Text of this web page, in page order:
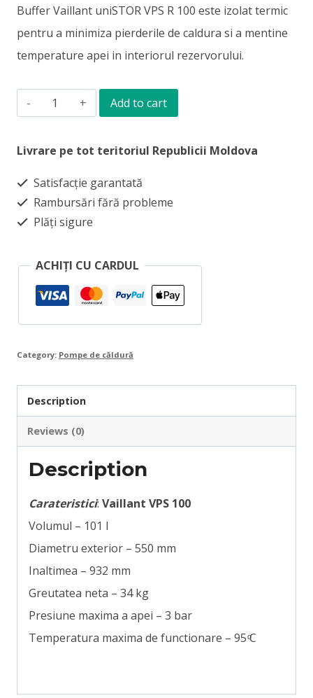
Buffer Vaillant uniSTOR VPS R 100 este izolat termic
pentru a minimiza pierderile de caldura si a mentine
temperature apei in interiorul rezervorului.
Buffer
uniSTOR
R
u
pompă
Add to cart
Livrare pe tot teritoriul Republicii Moldova
Satisfacție garantată
Rambursări fără probleme
Plăți sigure
ACHIȚI CU CARDUL
Category: Pompe de căldură
Description
Reviews (0)
Description
Carateristici: Vaillant VPS 100
Volumul – 101 l
Diametru exterior – 550 mm
Inaltimea – 932 mm
Greutatea neta – 34 kg
Presiune maxima a apei – 3 bar
Temperatura maxima de functionare – 95 ͦC